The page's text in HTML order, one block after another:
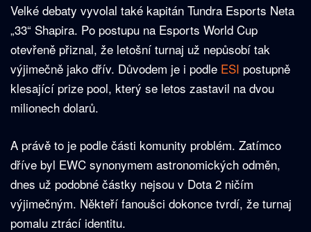
Velké debaty vyvolal také kapitán Tundra Esports Neta
„33“ Shapira. Po postupu na Esports World Cup
otevřeně přiznal, že letošní turnaj už nepůsobí tak
výjimečně jako dřív. Důvodem je i podle ESI postupně
klesající prize pool, který se letos zastavil na dvou
milionech dolarů.
A právě to je podle části komunity problém. Zatímco
dříve byl EWC synonymem astronomických odměn,
dnes už podobné částky nejsou v Dota 2 ničím
výjimečným. Někteří fanoušci dokonce tvrdí, že turnaj
pomalu ztrácí identitu.